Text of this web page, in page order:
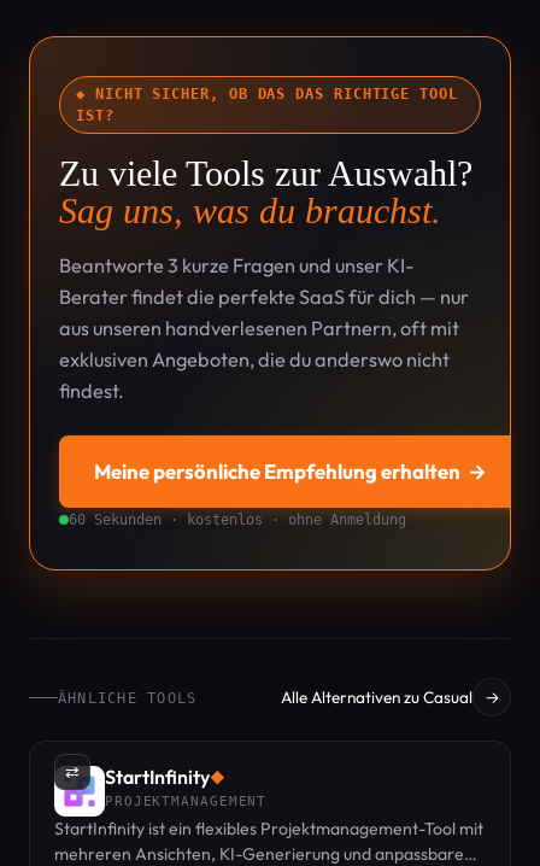
◆ NICHT SICHER, OB DAS DAS RICHTIGE TOOL
IST?
Zu viele Tools zur Auswahl?
Sag uns, was du brauchst.
Beantworte 3 kurze Fragen und unser KI-
Berater findet die perfekte SaaS für dich — nur
aus unseren handverlesenen Partnern, oft mit
exklusiven Angeboten, die du anderswo nicht
findest.
Meine persönliche Empfehlung erhalten →
60 Sekunden · kostenlos · ohne Anmeldung
ÄHNLICHE TOOLS Alle Alternativen zu Casual →
⇄ StartInfinity◆
PROJEKTMANAGEMENT
StartInfinity ist ein flexibles Projektmanagement-Tool mit
mehreren Ansichten, KI-Generierung und anpassbaren